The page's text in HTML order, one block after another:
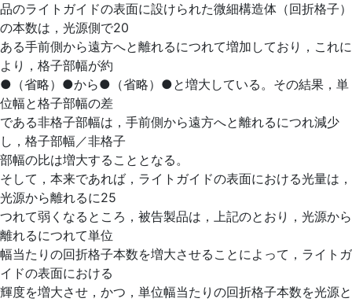
品のライトガイドの表面に設けられた微細構造体（回折格子）
の本数は，光源側で20
ある手前側から遠方へと離れるにつれて増加しており，これに
より，格子部幅が約
●（省略）●から●（省略）●と増大している。その結果，単
位幅と格子部幅の差
である非格子部幅は，手前側から遠方へと離れるにつれ減少
し，格子部幅／非格子
部幅の比は増大することとなる。
そして，本来であれば，ライトガイドの表面における光量は，
光源から離れるに25
つれて弱くなるところ，被告製品は，上記のとおり，光源から
離れるにつれて単位
幅当たりの回折格子本数を増大させることによって，ライトガ
イドの表面における
輝度を増大させ，かつ，単位幅当たりの回折格子本数を光源と